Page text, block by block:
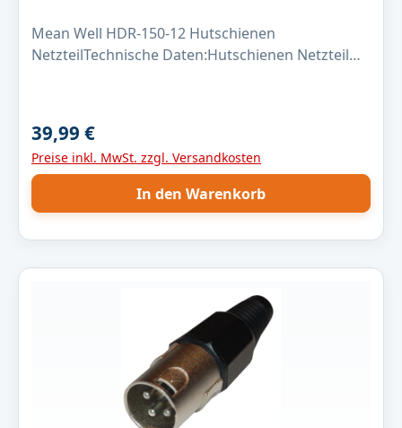
Mean Well HDR-150-12 Hutschienen
NetzteilTechnische Daten:Hutschienen Netzteil
(10,8...13,8VDC)Ausgangsstrom:
11,3AEingangsspannung: 85...264VAC
Wirkungsgrad: 89%
Regulärer Preis:
39,99 €
Preise inkl. MwSt. zzgl. Versandkosten
In den Warenkorb